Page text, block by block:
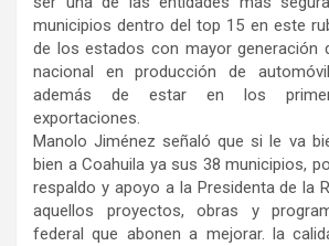
municipios dentro del top 15 en este
de los estados con mayor generación
nacional en producción de
además de estar en los
exportaciones.
Manolo Jiménez señaló que si le va
bien a Coahuila ya sus 38 municipios,
respaldo y apoyo a la Presidenta de la
aquellos proyectos, obras y
federal que abonen a mejorar. la